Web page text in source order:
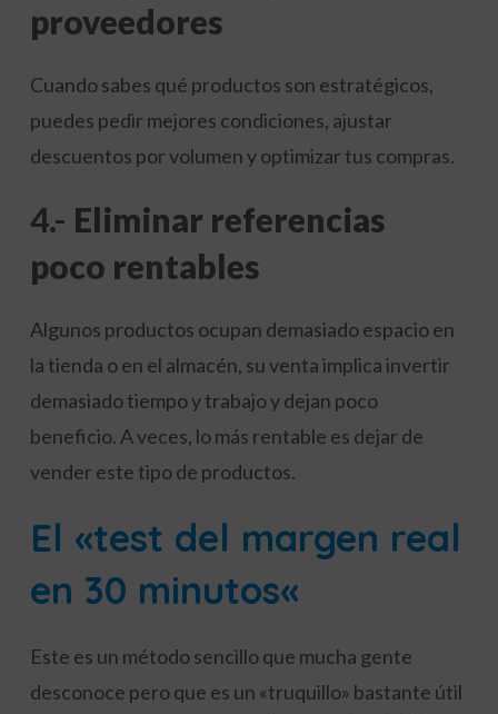
proveedores
Cuando sabes qué productos son estratégicos,
puedes pedir mejores condiciones, ajustar
descuentos por volumen y optimizar tus compras.
4.- Eliminar referencias
poco rentables
Algunos productos ocupan demasiado espacio en
la tienda o en el almacén, su venta implica invertir
demasiado tiempo y trabajo y dejan poco
beneficio. A veces, lo más rentable es dejar de
vender este tipo de productos.
El «test del margen real
en 30 minutos«
Este es un método sencillo que mucha gente
desconoce pero que es un «truquillo» bastante útil